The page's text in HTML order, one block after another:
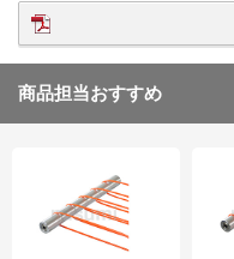
商品担当おすすめ